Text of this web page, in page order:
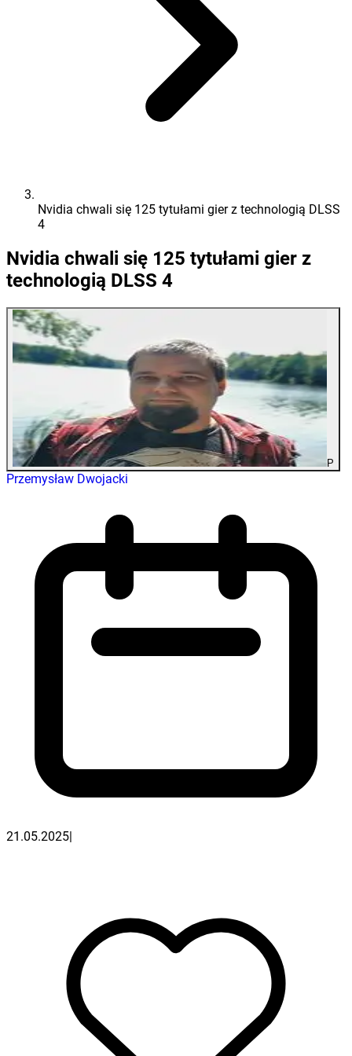
Nvidia chwali się 125 tytułami gier z technologią DLSS
4
Nvidia chwali się 125 tytułami gier z
technologią DLSS 4
P
Przemysław Dwojacki
21.05.2025|